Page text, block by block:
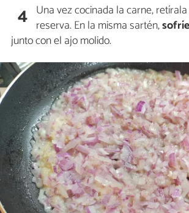
4 Una vez cocinada la carne,
reserva. En la misma sartén,
junto con el ajo molido.